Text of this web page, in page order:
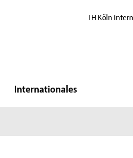
TH Köln intern
Internationales